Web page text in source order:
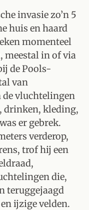
invasie zo’n 5
huis en haard
momenteel
meestal in of via
de Pools-
van
vluchtelingen
drinken, kleding,
er gebrek.
verderop,
trof hij een
die,
teruggejaagd
ijzige velden.